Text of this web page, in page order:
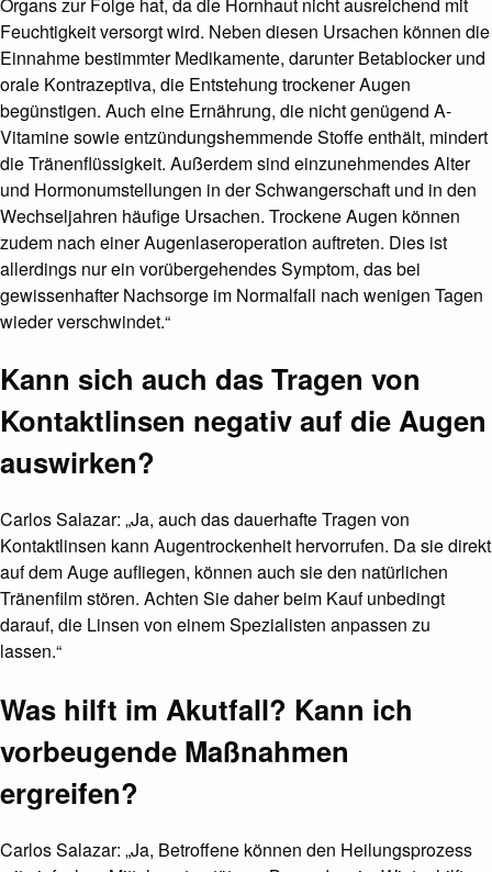
Feuchtigkeit versorgt wird. Neben diesen Ursachen können die
Einnahme bestimmter Medikamente, darunter Betablocker und
orale Kontrazeptiva, die Entstehung trockener Augen
begünstigen. Auch eine Ernährung, die nicht genügend A-
Vitamine sowie entzündungshemmende Stoffe enthält, mindert
die Tränenflüssigkeit. Außerdem sind einzunehmendes Alter
und Hormonumstellungen in der Schwangerschaft und in den
Wechseljahren häufige Ursachen. Trockene Augen können
zudem nach einer Augenlaseroperation auftreten. Dies ist
allerdings nur ein vorübergehendes Symptom, das bei
gewissenhafter Nachsorge im Normalfall nach wenigen Tagen
wieder verschwindet.“
Kann sich auch das Tragen von
Kontaktlinsen negativ auf die Augen
auswirken?
Carlos Salazar: „Ja, auch das dauerhafte Tragen von
Kontaktlinsen kann Augentrockenheit hervorrufen. Da sie direkt
auf dem Auge aufliegen, können auch sie den natürlichen
Tränenfilm stören. Achten Sie daher beim Kauf unbedingt
darauf, die Linsen von einem Spezialisten anpassen zu
lassen.“
Was hilft im Akutfall? Kann ich
vorbeugende Maßnahmen
ergreifen?
Carlos Salazar: „Ja, Betroffene können den Heilungsprozess